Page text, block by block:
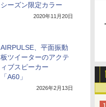
シーズン限定カラー
2020年11月20日
AIRPULSE、平面振動
板ツイーターのアクテ
ィブスピーカー
「A60」
2026年2月13日